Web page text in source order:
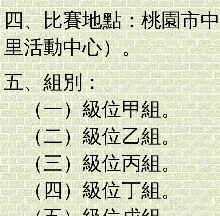
四、比賽地點：桃園市
里活動中心）。
五、組別：
（一）級位甲組。
（二）級位乙組。
（三）級位丙組。
（四）級位丁組。